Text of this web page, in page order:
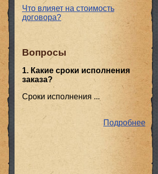
Что влияет на стоимость
договора?
Вопросы
1. Какие сроки исполнения
заказа?
Сроки исполнения ...
Подробнее